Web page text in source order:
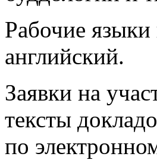
Рабочие
английский.
Заявки на
тексты
по